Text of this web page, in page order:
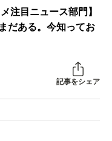
注目ニュース部門】
だある。今知ってお
記事をシェア